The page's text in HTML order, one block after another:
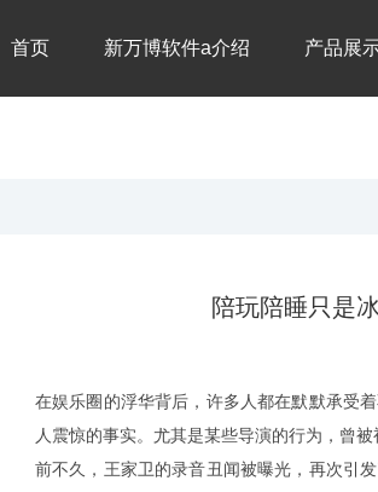
首页 新万博软件a介绍 产品展
陪玩陪睡只是
在娱乐圈的浮华背后，许多人都在默默承受
人震惊的事实。尤其是某些导演的行为，曾
前不久，王家卫的录音丑闻被曝光，再次引